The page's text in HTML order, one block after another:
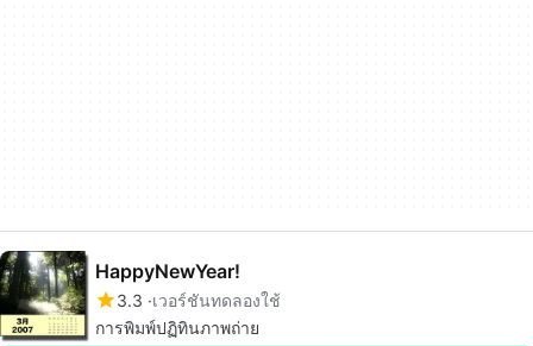
HappyNewYear!
3.3 เวอร์ชันทดลองใช้
การพิมพ์ปฏิทินภาพถ่าย